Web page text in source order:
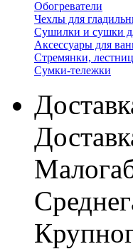
Обогреватели
Чехлы для
Сушилки и сушки
Аксессуары для
Стремянки,
Сумки-тележки